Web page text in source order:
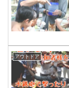
アウトドア